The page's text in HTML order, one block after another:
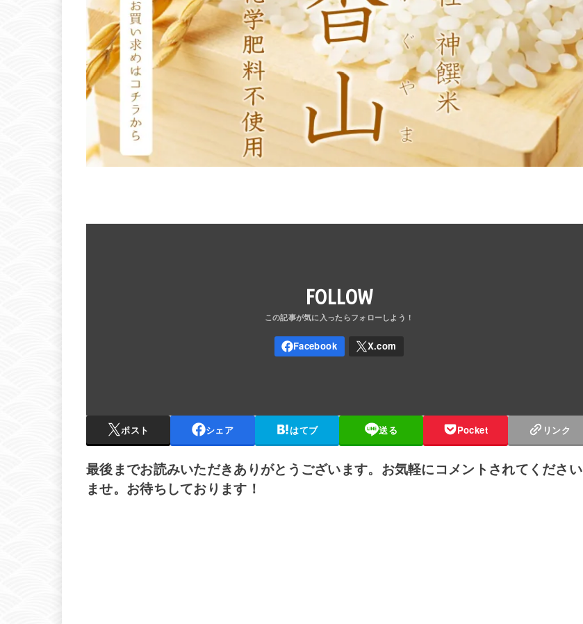
FOLLOW
ポスト シェア はてブ 送る Pocket リンク
最後までお読みいただきありがとうございます。お気軽にコメントされてください
ませ。お待ちしております！